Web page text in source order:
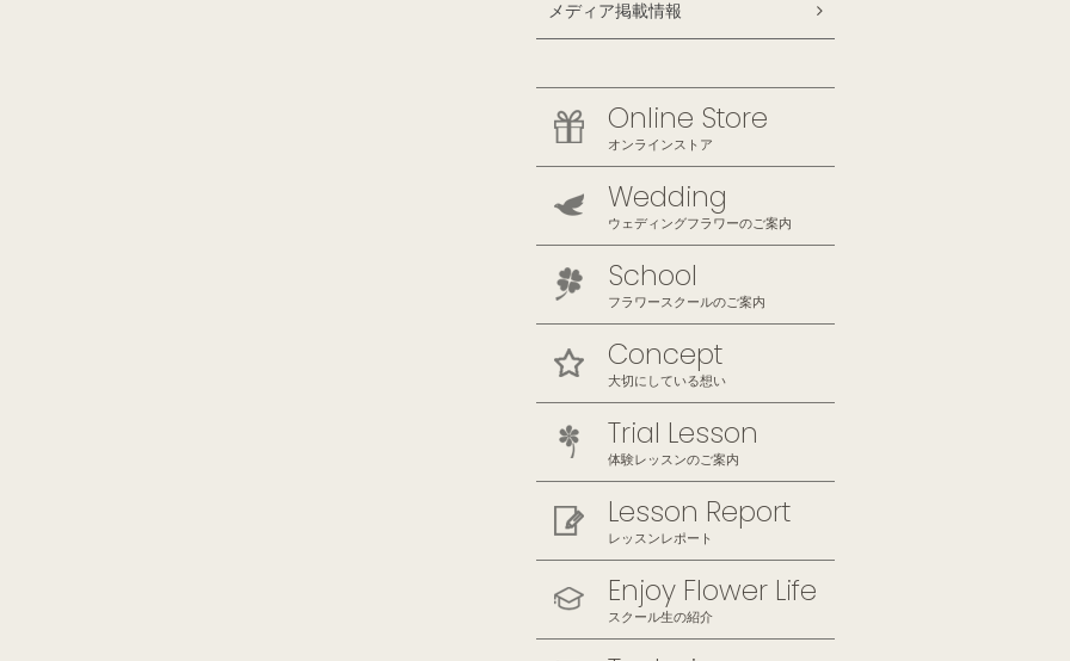
メディア掲載情報
Online Store
オンラインストア
Wedding
ウェディングフラワーのご案内
School
フラワースクールのご案内
Concept
大切にしている想い
Trial Lesson
体験レッスンのご案内
Lesson Report
レッスンレポート
Enjoy Flower Life
スクール生の紹介